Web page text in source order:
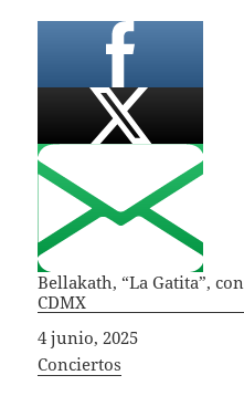
Bellakath, “La Gatita”,
CDMX
Fecha
4 junio, 2025
In relation to
Conciertos